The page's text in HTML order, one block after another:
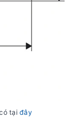
tại đây